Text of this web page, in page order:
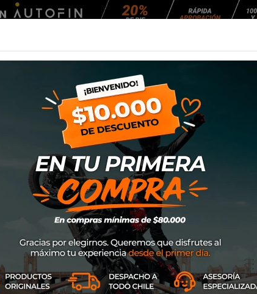
EQUIPAMIENTO NEUMÁTICOS MANTENCIÓN
Poleron
SKU1214-51808
$49.900